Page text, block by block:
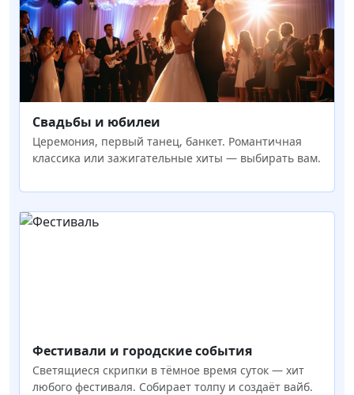
Свадьбы и юбилеи
Церемония, первый танец, банкет. Романтичная
классика или зажигательные хиты — выбирать вам.
Фестивали и городские события
Светящиеся скрипки в тёмное время суток — хит
любого фестиваля. Собирает толпу и создаёт вайб.